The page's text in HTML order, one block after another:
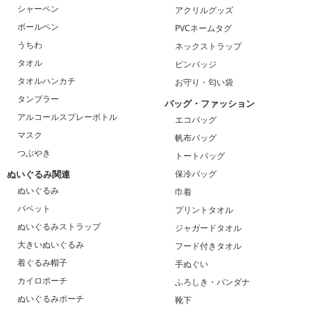
シャーペン
ボールペン
うちわ
タオル
タオルハンカチ
タンブラー
アルコールスプレーボトル
マスク
つぶやき
ぬいぐるみ関連
ぬいぐるみ
パペット
ぬいぐるみストラップ
大きいぬいぐるみ
着ぐるみ帽子
カイロポーチ
ぬいぐるみポーチ
アクリルグッズ
PVCネームタグ
ネックストラップ
ピンバッジ
お守り・匂い袋
バッグ・ファッション
エコバッグ
帆布バッグ
トートバッグ
保冷バッグ
巾着
プリントタオル
ジャガードタオル
フード付きタオル
手ぬぐい
ふろしき・バンダナ
靴下